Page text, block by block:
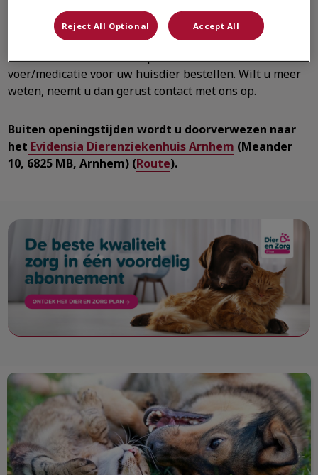
Op onze website vindt u onder andere informatie over
de locaties, kunt u een afspraak maken of
voer/medicatie voor uw huisdier bestellen. Wilt u meer
weten, neemt u dan gerust contact met ons op.
Buiten openingstijden wordt u doorverwezen naar
het Evidensia Dierenziekenhuis Arnhem (Meander
10, 6825 MB, Arnhem) (Route).
Schrijf uw huisdier in
Reject All Optional Accept All